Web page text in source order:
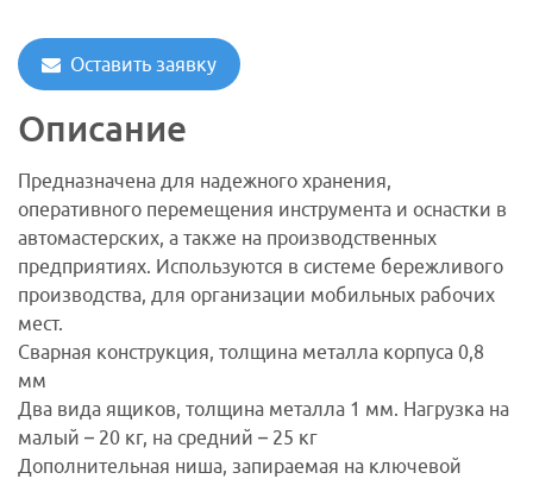
Оставить заявку
Описание
Предназначена для надежного хранения,
оперативного перемещения инструмента и оснастки в
автомастерских, а также на производственных
предприятиях. Используются в системе бережливого
производства, для организации мобильных рабочих
мест.
Сварная конструкция, толщина металла корпуса 0,8
мм
Два вида ящиков, толщина металла 1 мм. Нагрузка на
малый – 20 кг, на средний – 25 кг
Дополнительная ниша, запираемая на ключевой